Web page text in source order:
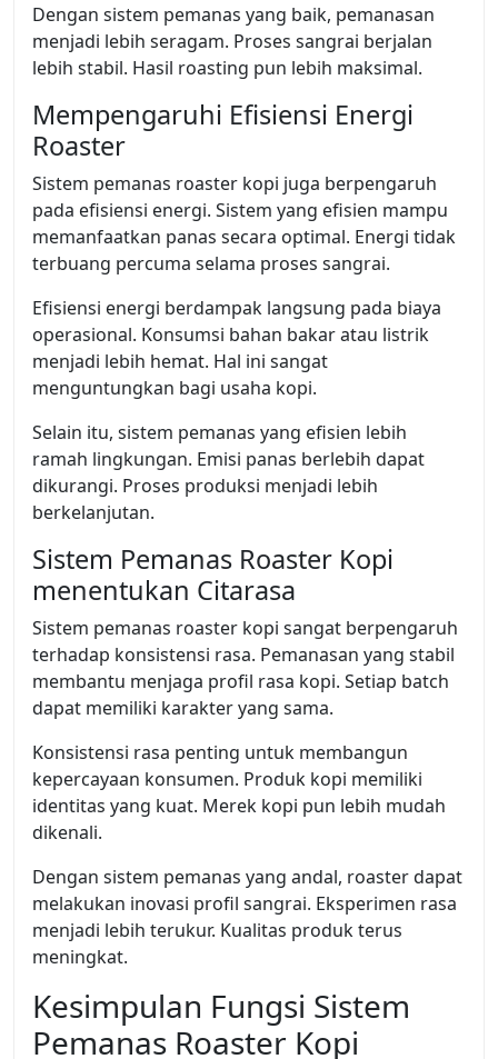
Dengan sistem pemanas yang baik, pemanasan
menjadi lebih seragam. Proses sangrai berjalan
lebih stabil. Hasil roasting pun lebih maksimal.
Mempengaruhi Efisiensi Energi
Roaster
Sistem pemanas roaster kopi juga berpengaruh
pada efisiensi energi. Sistem yang efisien mampu
memanfaatkan panas secara optimal. Energi tidak
terbuang percuma selama proses sangrai.
Efisiensi energi berdampak langsung pada biaya
operasional. Konsumsi bahan bakar atau listrik
menjadi lebih hemat. Hal ini sangat
menguntungkan bagi usaha kopi.
Selain itu, sistem pemanas yang efisien lebih
ramah lingkungan. Emisi panas berlebih dapat
dikurangi. Proses produksi menjadi lebih
berkelanjutan.
Sistem Pemanas Roaster Kopi
menentukan Citarasa
Sistem pemanas roaster kopi sangat berpengaruh
terhadap konsistensi rasa. Pemanasan yang stabil
membantu menjaga profil rasa kopi. Setiap batch
dapat memiliki karakter yang sama.
Konsistensi rasa penting untuk membangun
kepercayaan konsumen. Produk kopi memiliki
identitas yang kuat. Merek kopi pun lebih mudah
dikenali.
Dengan sistem pemanas yang andal, roaster dapat
melakukan inovasi profil sangrai. Eksperimen rasa
menjadi lebih terukur. Kualitas produk terus
meningkat.
Kesimpulan Fungsi Sistem
Pemanas Roaster Kopi